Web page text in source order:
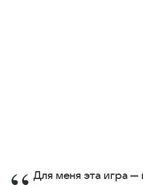
Для меня эта игра